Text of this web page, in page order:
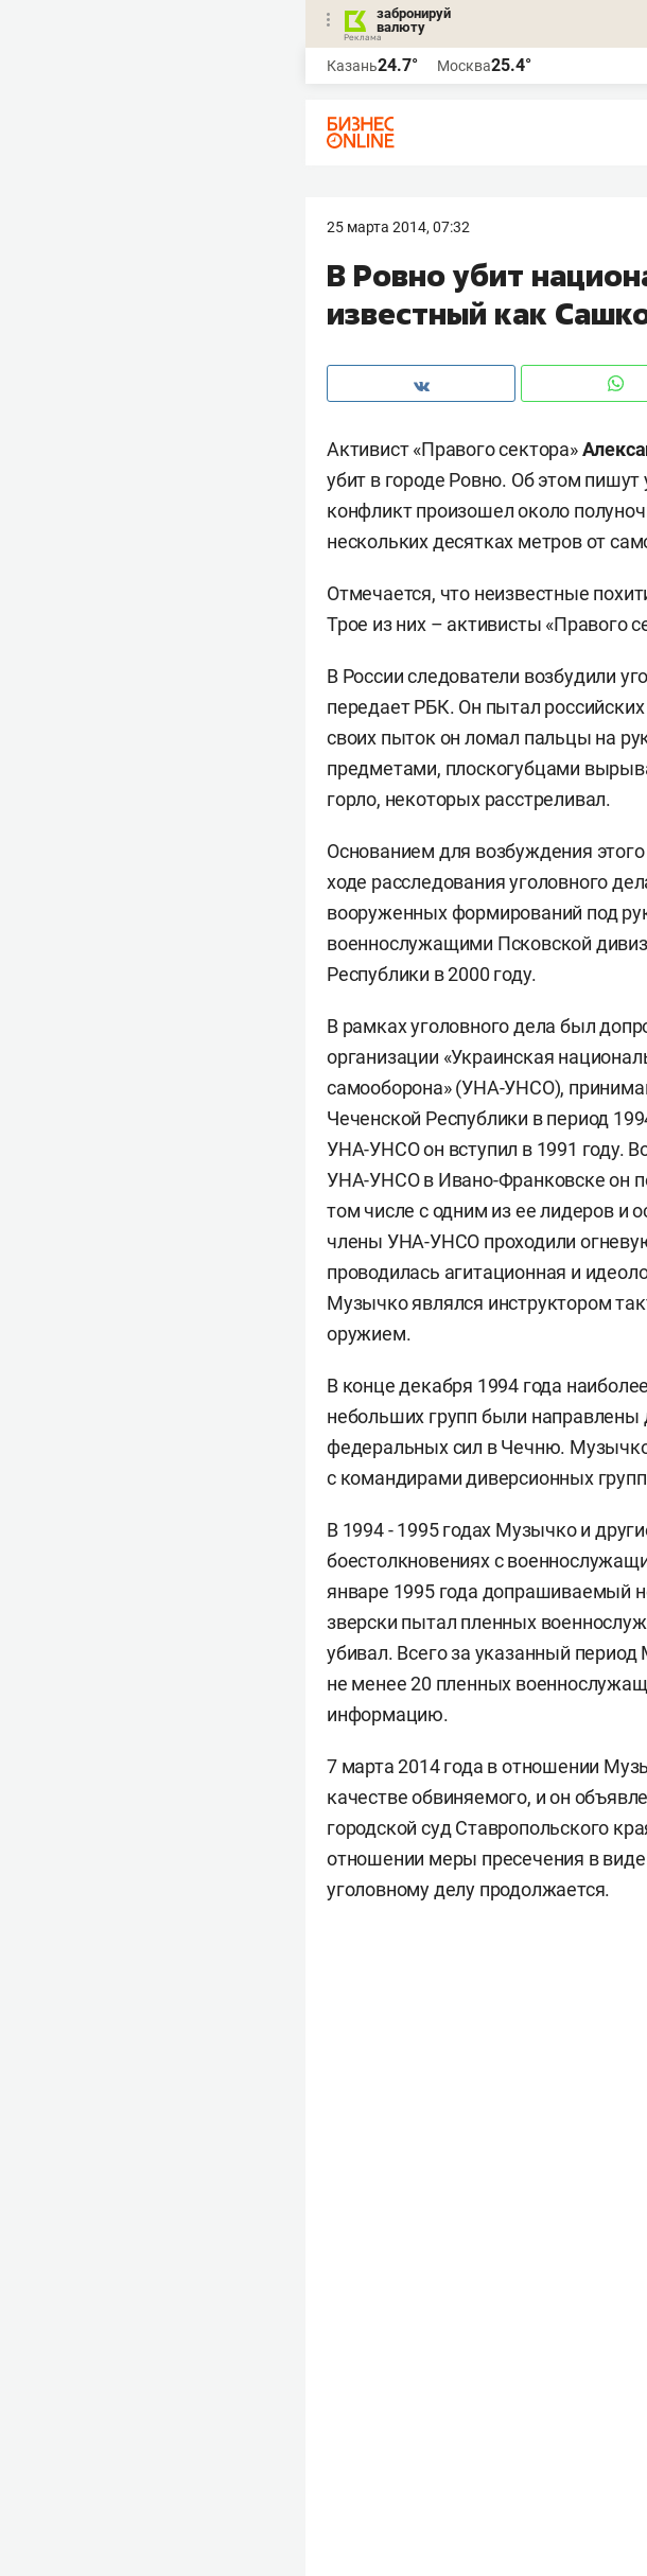
забронируй
валюту
Казань24.7° Москва25.4°
25 марта 2014, 07:32
В Ровно убит
известный как
Активист «Правого сектора»
убит в городе Ровно. Об этом
конфликт произошел около
нескольких десятках метров от
Отмечается, что неизвестные
Трое из них – активисты «Правого
В России следователи возбудили
передает РБК. Он пытал
своих пыток он ломал пальцы на
предметами, плоскогубцами
горло, некоторых расстреливал.
Основанием для возбуждения
ходе расследования уголовного
вооруженных формирований под
военнослужащими Псковской
Республики в 2000 году.
В рамках уголовного дела был
организации «Украинская
самооборона» (УНА-УНСО),
Чеченской Республики в период
УНА-УНСО он вступил в 1991 году.
УНА-УНСО в Ивано-Франковске он
том числе с одним из ее лидеров и
члены УНА-УНСО проходили
проводилась агитационная и
Музычко являлся инструктором
оружием.
В конце декабря 1994 года
небольших групп были направлены
федеральных сил в Чечню.
с командирами диверсионных
В 1994 - 1995 годах Музычко и
боестолкновениях с
январе 1995 года допрашиваемый
зверски пытал пленных
убивал. Всего за указанный
не менее 20 пленных
информацию.
7 марта 2014 года в отношении
качестве обвиняемого, и он
городской суд Ставропольского
отношении меры пресечения в
уголовному делу продолжается.